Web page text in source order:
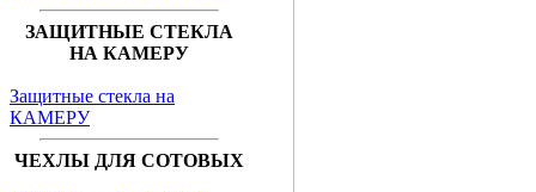
ЗАЩИТНЫЕ СТЕКЛА
НА КАМЕРУ
Защитные стекла на
КАМЕРУ
ЧЕХЛЫ ДЛЯ СОТОВЫХ